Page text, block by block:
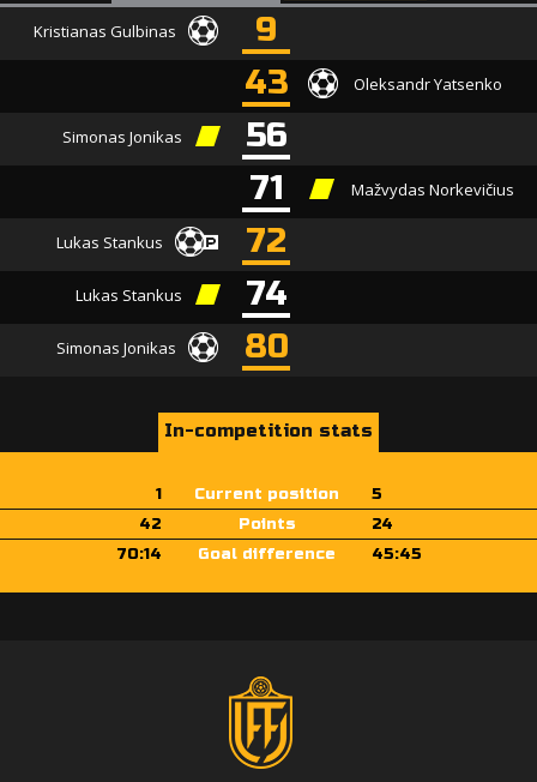
Kristianas Gulbinas
9
43
Oleksandr Yatsenko
Simonas Jonikas
56
71
Mažvydas Norkevičius
Lukas Stankus 72
Lukas Stankus 74
Simonas Jonikas 80
In-competition stats
1 Current position
5
42
Points
24
70:14
Goal difference 45:45